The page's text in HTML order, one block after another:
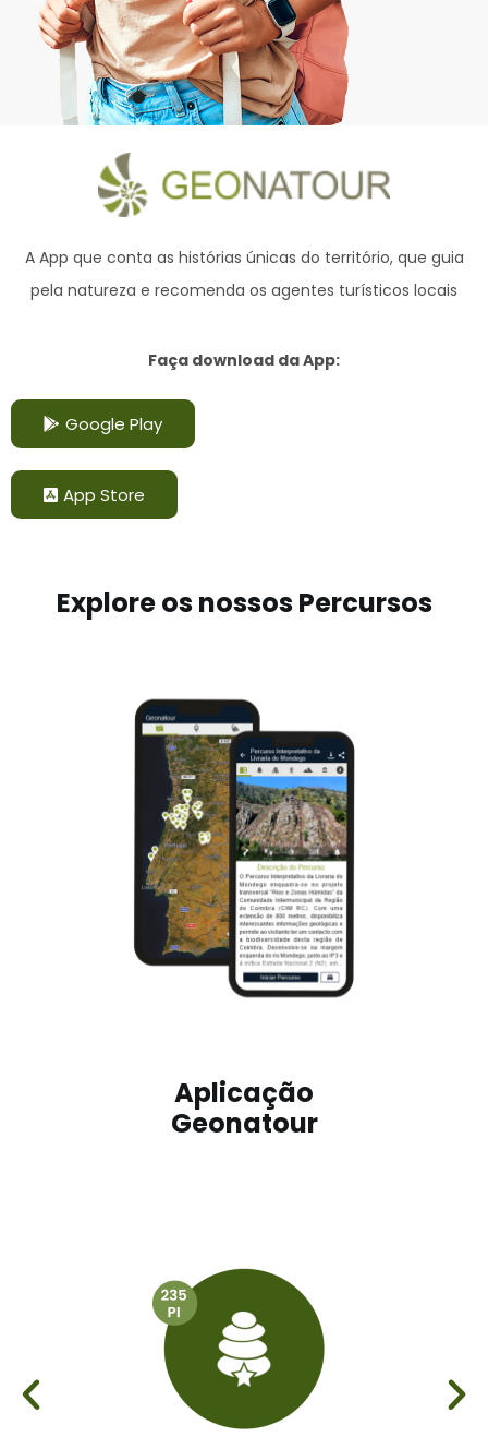
A App que conta as histórias únicas do território, que guia
pela natureza e recomenda os agentes turísticos locais
Faça download da App:
Google Play
App Store
Explore os nossos Percursos
Aplicação
Geonatour